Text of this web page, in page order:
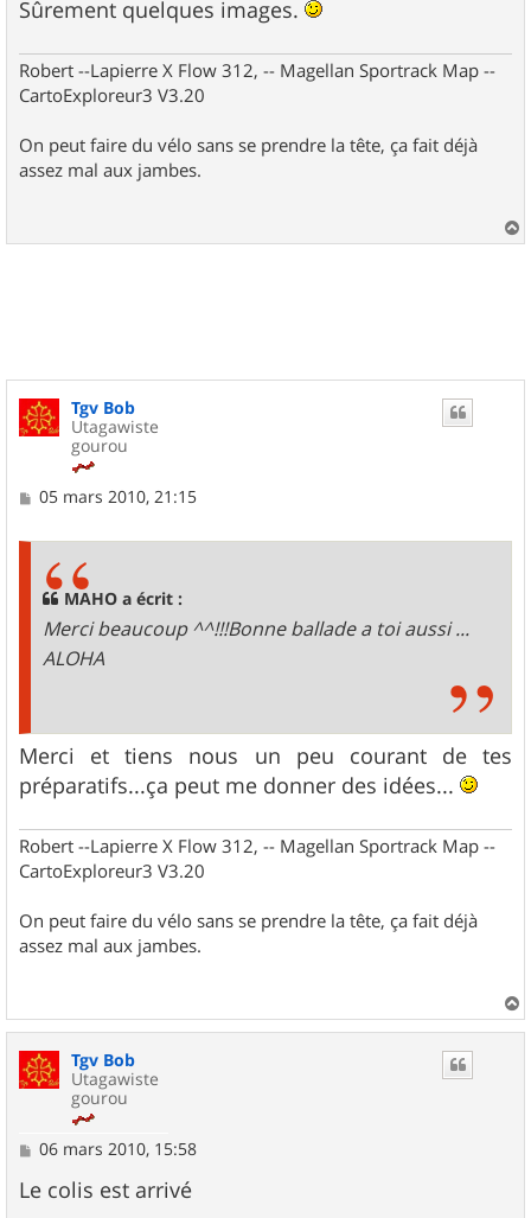
Sûrement quelques images.
Robert --Lapierre X Flow 312, -- Magellan Sportrack Map --
CartoExploreur3 V3.20
On peut faire du vélo sans se prendre la tête, ça fait déjà
assez mal aux jambes.
a
Tgv Bob
Utagawiste
gourou
M
05 mars 2010, 21:15
MAHO a écrit :
Merci beaucoup ^^!!!Bonne ballade a toi aussi ...
ALOHA
Merci et tiens nous un peu courant de tes
préparatifs...ça peut me donner des idées...
Robert --Lapierre X Flow 312, -- Magellan Sportrack Map --
CartoExploreur3 V3.20
On peut faire du vélo sans se prendre la tête, ça fait déjà
assez mal aux jambes.
a
Tgv Bob
Utagawiste
gourou
M
s
s
06 mars 2010, 15:58
Le colis est arrivé